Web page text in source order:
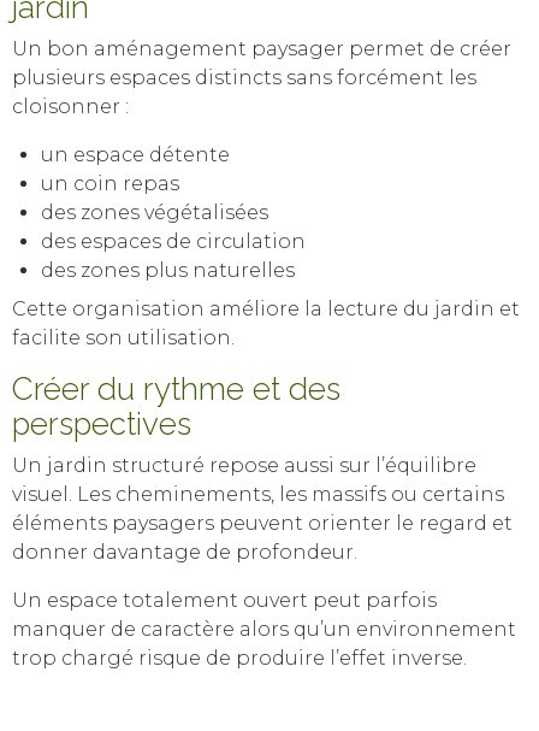
jardin
Un bon aménagement paysager permet de créer
plusieurs espaces distincts sans forcément les
cloisonner :
un espace détente
un coin repas
des zones végétalisées
des espaces de circulation
des zones plus naturelles
Cette organisation améliore la lecture du jardin et
facilite son utilisation.
Créer du rythme et des
perspectives
Un jardin structuré repose aussi sur l’équilibre
visuel. Les cheminements, les massifs ou certains
éléments paysagers peuvent orienter le regard et
donner davantage de profondeur.
Un espace totalement ouvert peut parfois
manquer de caractère alors qu’un environnement
trop chargé risque de produire l’effet inverse.